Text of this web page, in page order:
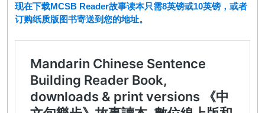
现在下载MCSB Reader故事读本只需8英镑或10英镑，或者
订购纸质版图书寄送到您的地址。